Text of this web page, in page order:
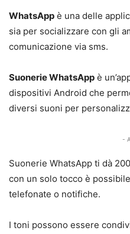
WhatsApp è una delle
sia per socializzare con gli
comunicazione via sms.
Suonerie WhatsApp è
dispositivi Android che
diversi suoni per
-
Suonerie WhatsApp ti dà
con un solo tocco è
telefonate o notifiche.
I toni possono essere